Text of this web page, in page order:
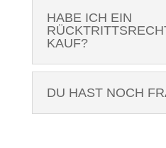
HABE ICH EIN
KAUF?
DU HAST NOCH